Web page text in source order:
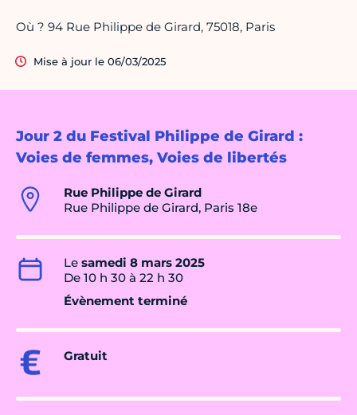
Jour 2 du Festival Philippe de Girard :
Voies de femmes, Voies de libertés
Rue Philippe de Girard
Rue Philippe de Girard, Paris 18e
Le samedi 8 mars 2025
De 10 h 30 à 22 h 30
Évènement terminé
Gratuit
Où ? 94 Rue Philippe de Girard, 75018, Paris
Mise à jour le 06/03/2025